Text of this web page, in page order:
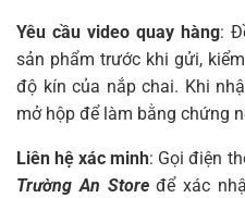
Yêu cầu video quay hàng:
sản phẩm trước khi gửi,
độ kín của nắp chai. Khi
mở hộp để làm bằng chứng
Liên hệ xác minh: Gọi điện
Trường An Stoređể xác